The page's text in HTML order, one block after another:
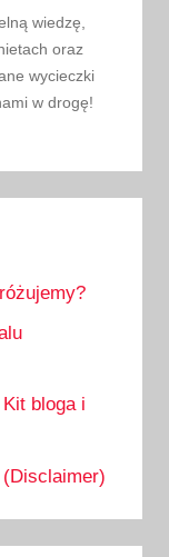
wiedzę,
oraz
wycieczki
w drogę!
bloga i
(Disclaimer)